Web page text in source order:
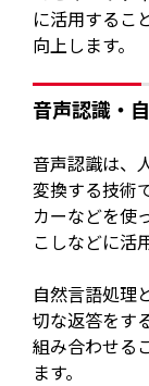
に活用するこ
向上します。
音声認識・
音声認識は、
変換する技術
カーなどを使
こしなどに活
自然言語処理
切な返答をす
組み合わせる
ます。